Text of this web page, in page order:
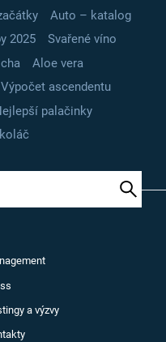
Auto – katalog
2025
Svařené víno
Aloe vera
Výpočet ascendentu
palačinky
a výzvy